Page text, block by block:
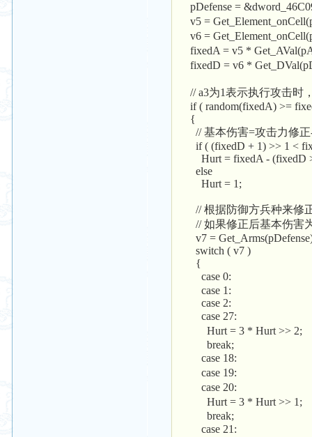
pDefense =
v5 =
v6 =
fixedA = v5 *
fixedD = v6 *
// a3为1表示执行攻击时
if ( random(fixedA) >=
{
// 基本伤害=攻击力修正
if ( (fixedD + 1) >> 1 <
Hurt = fixedA - (fixedD
else
Hurt = 1;
// 根据防御方兵种来修
// 如果修正后基本伤害
v7 =
switch ( v7 )
{
case 0: //
case 1:
case 2:
case 27: //
Hurt = 3 * Hurt >>
break;
case 18: //
case 19: //
case 20: //
Hurt = 3 * Hurt >>
break;
case 21: //